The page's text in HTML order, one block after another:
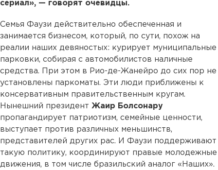
сериал», — говорят очевидцы.
Семья Фаузи действительно обеспеченная и
занимается бизнесом, который, по сути, похож на
реалии наших девяностых: курирует муниципальные
парковки, собирая с автомобилистов наличные
средства. При этом в Рио-де-Жанейро до сих пор не
установлены паркоматы. Эти люди приближены к
консервативным правительственным кругам.
Нынешний президент Жаир Болсонару
пропагандирует патриотизм, семейные ценности,
выступает против различных меньшинств,
представителей других рас. И Фаузи поддерживают
такую политику, координируют правые молодежные
движения, в том числе бразильский аналог «Наших».